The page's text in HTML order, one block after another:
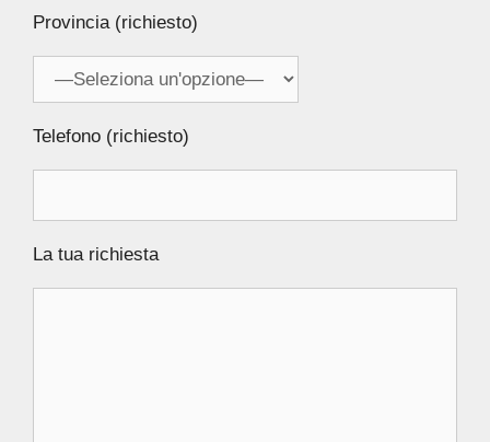
Provincia (richiesto)
Telefono (richiesto)
La tua richiesta